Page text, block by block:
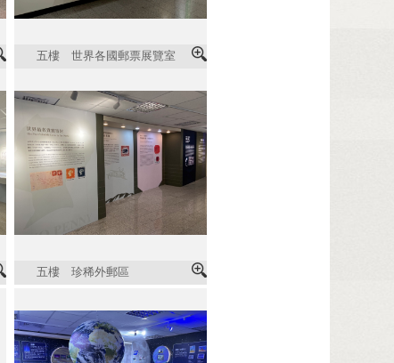
五樓 世界各國郵票展覽室
五樓 珍稀外郵區